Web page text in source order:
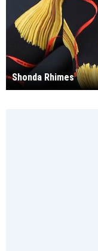
Shonda Rhimes